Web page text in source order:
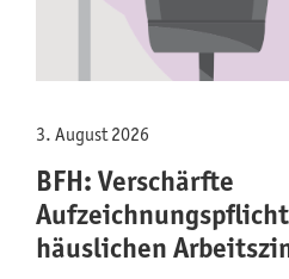
3. August 2026
BFH: Verschärfte
häuslichen